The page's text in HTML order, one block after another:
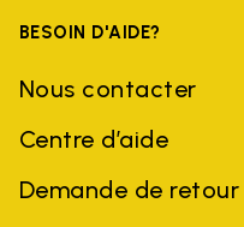
BESOIN D'AIDE?
Nous contacter
Centre d’aide
Demande de retour